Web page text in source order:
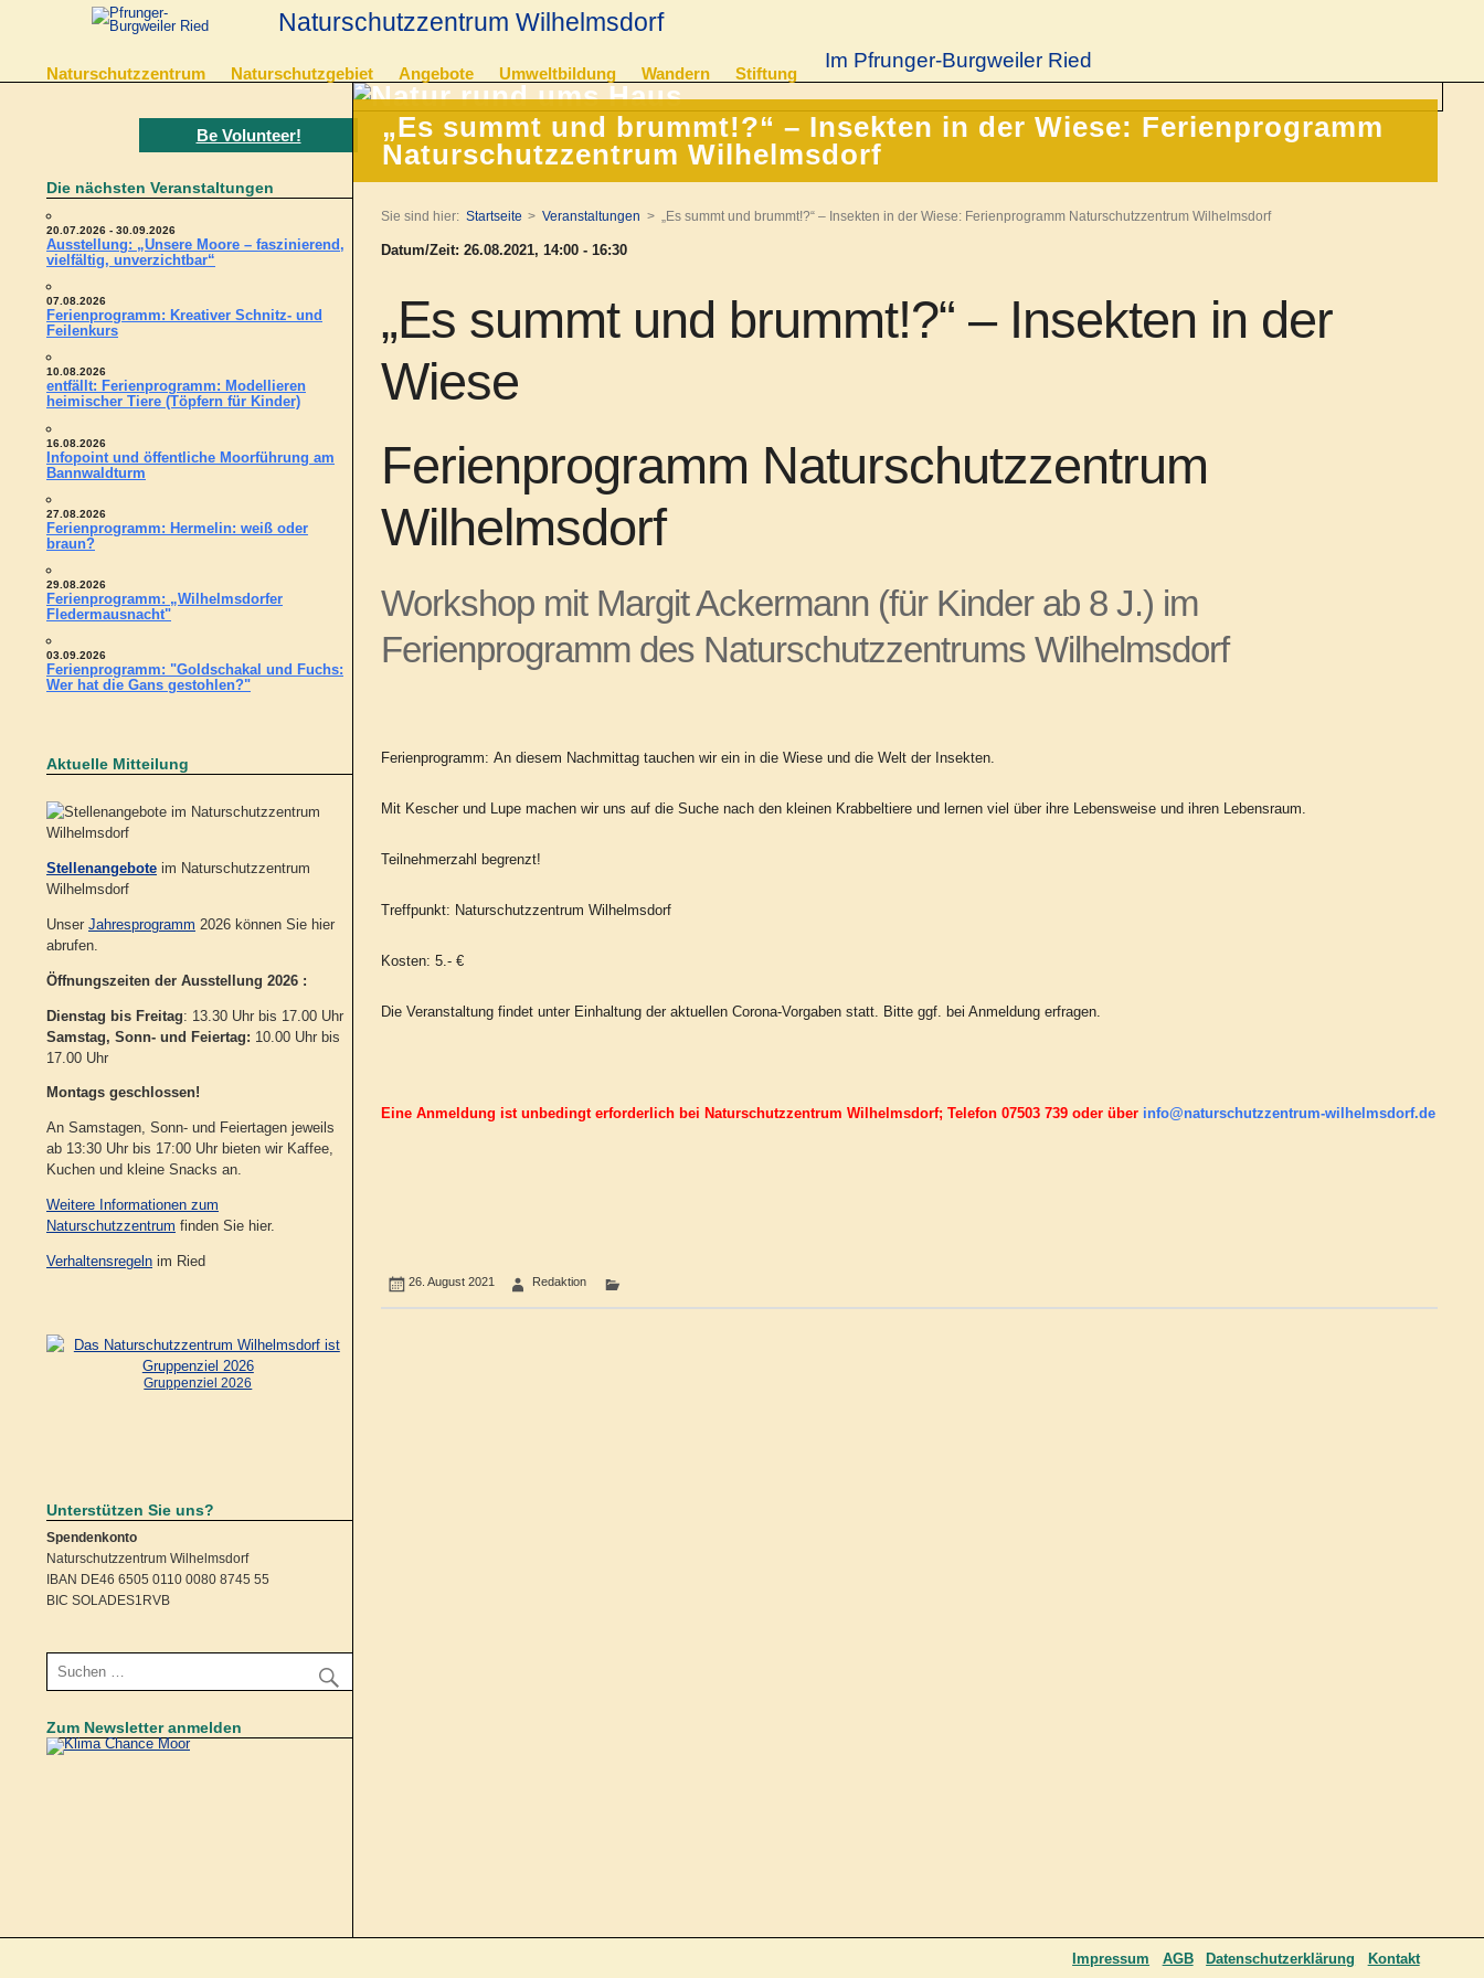
Naturschutzzentrum Wilhelmsdorf
Im Pfrunger-Burgweiler Ried
Naturschutzzentrum Naturschutzgebiet Angebote Umweltbildung Wandern Stiftung
„Es summt und brummt!?“ – Insekten in der Wiese: Ferienprogramm
Naturschutzzentrum Wilhelmsdorf
Sie sind hier: Startseite Veranstaltungen „Es summt und brummt!?“ – Insekten in der Wiese: Ferienprogramm Naturschutzzentrum Wilhelmsdorf
Datum/Zeit: 26.08.2021, 14:00 - 16:30
„Es summt und brummt!?“ – Insekten in der
Wiese
Ferienprogramm Naturschutzzentrum
Wilhelmsdorf
Workshop mitMargit Ackermann (für Kinder ab 8 J.) im
Ferienprogramm des Naturschutzzentrums Wilhelmsdorf
Ferienprogramm: An diesem Nachmittag tauchen wir ein in die Wiese und die Welt der Insekten.
Mit Kescher und Lupe machen wir uns auf die Suche nach den kleinen Krabbeltiere und lernen viel über ihre Lebensweise und ihren Lebensraum.
Teilnehmerzahl begrenzt!
Treffpunkt: Naturschutzzentrum Wilhelmsdorf
Kosten: 5.- €
Die Veranstaltung findet unter Einhaltung der aktuellen Corona-Vorgaben statt. Bitte ggf. bei Anmeldung erfragen.
Eine Anmeldung ist unbedingt erforderlich bei Naturschutzzentrum Wilhelmsdorf; Telefon 07503 739 oder über info@naturschutzzentrum-wilhelmsdorf.de
26. August 2021 Redaktion
Be Volunteer!
Die nächsten Veranstaltungen
20.07.2026 - 30.09.2026
Ausstellung: „Unsere Moore – faszinierend,
vielfältig, unverzichtbar“
07.08.2026
Ferienprogramm: Kreativer Schnitz- und
Feilenkurs
10.08.2026
entfällt: Ferienprogramm: Modellieren
heimischer Tiere (Töpfern für Kinder)
16.08.2026
Infopoint und öffentliche Moorführung am
Bannwaldturm
27.08.2026
Ferienprogramm: Hermelin: weiß oder
braun?
29.08.2026
Ferienprogramm: „Wilhelmsdorfer
Fledermausnacht"
03.09.2026
Ferienprogramm: "Goldschakal und Fuchs:
Wer hat die Gans gestohlen?"
Aktuelle Mitteilung
Stellenangebote im Naturschutzzentrum
Wilhelmsdorf
Unser Jahresprogramm 2026 können Sie hier
abrufen.
Öffnungszeiten der Ausstellung 2026 :
Dienstag bis Freitag: 13.30 Uhr bis 17.00 Uhr
Samstag, Sonn- und Feiertag: 10.00 Uhr bis
17.00 Uhr
Montags geschlossen!
An Samstagen, Sonn- und Feiertagen jeweils
ab 13:30 Uhr bis 17:00 Uhr bieten wir Kaffee,
Kuchen und kleine Snacks an.
Weitere Informationen zum
Naturschutzzentrum finden Sie hier.
Verhaltensregeln im Ried
Gruppenziel 2026
Unterstützen Sie uns?
Spendenkonto
Naturschutzzentrum Wilhelmsdorf
IBAN DE46 6505 0110 0080 8745 55
BIC SOLADES1RVB
Zum Newsletter anmelden
Kontakt
Datenschutzerklärung
AGB
Impressum